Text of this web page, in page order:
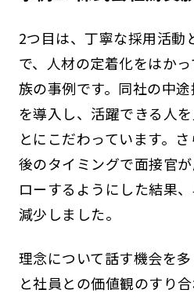
2つ目は、丁寧な採用活動
で、人材の定着化をはか
族の事例です。同社の中
を導入し、活躍できる人
とにこだわっています。
後のタイミングで面接官
ローするようにした結果
減少しました。
理念について話す機会を
と社員との価値観のすり